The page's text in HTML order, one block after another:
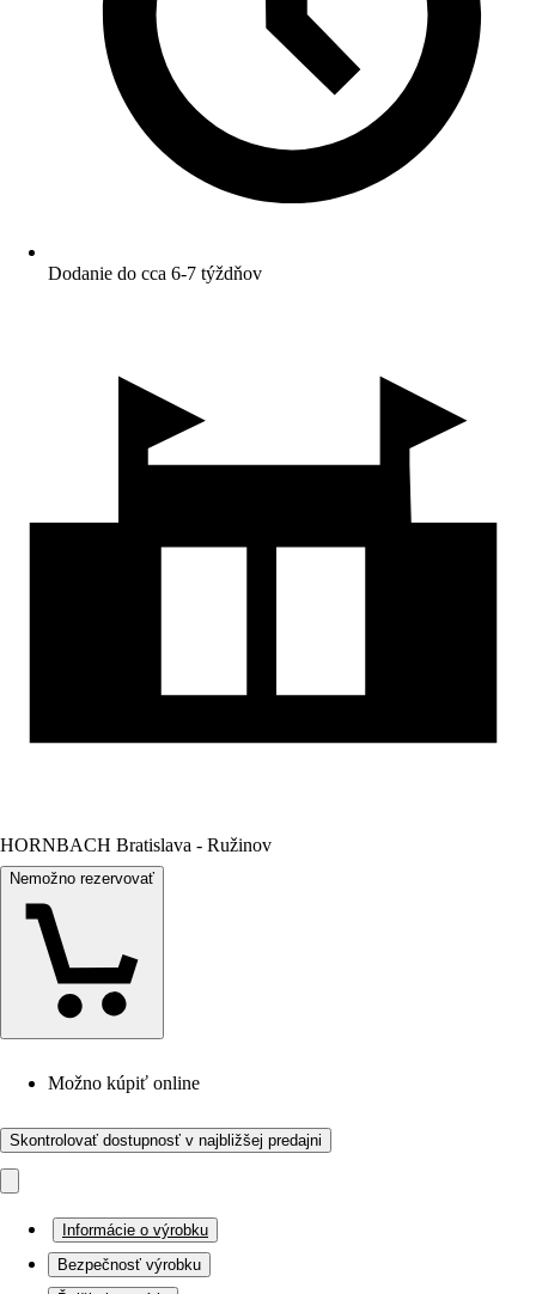
Dodanie do cca 6-7 týždňov
HORNBACH Bratislava - Ružinov
Nemožno rezervovať
Možno kúpiť online
Skontrolovať dostupnosť v najbližšej predajni
Informácie o výrobku
Bezpečnosť výrobku